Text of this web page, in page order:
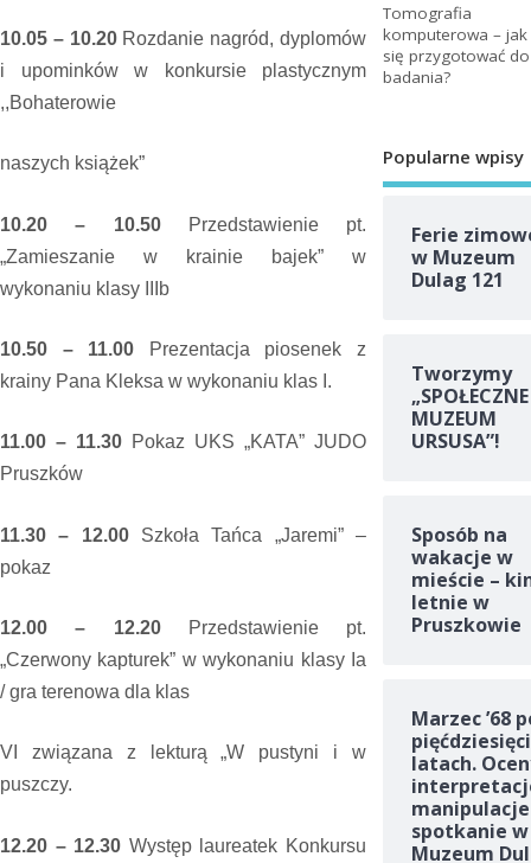
10.05 – 10.20Rozdanie nagród, dyplomów
i upominków w konkursie plastycznym
,,Bohaterowie
naszych książek”
10.20 – 10.50
Przedstawienie pt.
„Zamieszanie w krainie bajek” w
wykonaniu klasy IIIb
10.50 – 11.00 Prezentacja piosenek z
krainy Pana Kleksa w wykonaniu klas I .
11.00 – 11.30 Pokaz UKS „KATA” JUDO
Pruszków
11.30 – 12.00Szkoła Tańca „Jaremi” –
pokaz
12.00 – 12.20Przedstawienie pt.
„Czerwony kapturek” w wykonaniu klasy Ia
/ gra terenowa dla klas
VI związana z lekturą „W pustyni i w
puszczy.
12.20 – 12.30 Występ laureatek Konkursu
Tomografia
komputerowa – jak
się przygotować do
badania?
Popularne wpisy
Ferie
w Muzeum
Dulag 121
Tworzymy
„SPOŁECZNE
MUZEUM
URSUSA”!
Sposób na
wakacje w
mieście –
letnie w
Pruszkowie
Marzec ’68
latach.
spotkanie w
Muzeum